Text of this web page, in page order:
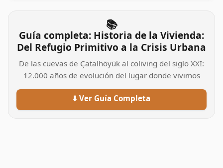
📚
Guía completa: Historia de la Vivienda:
Del Refugio Primitivo a la Crisis Urbana
De las cuevas de Çatalhöyük al coliving del siglo XXI:
12.000 años de evolución del lugar donde vivimos
⬇️ Ver Guía Completa